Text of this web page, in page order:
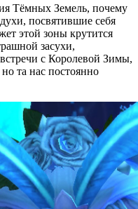
Тёмных Земель, почему
посвятившие себя
этой зоны крутится
засухи,
с Королевой Зимы,
та нас постоянно